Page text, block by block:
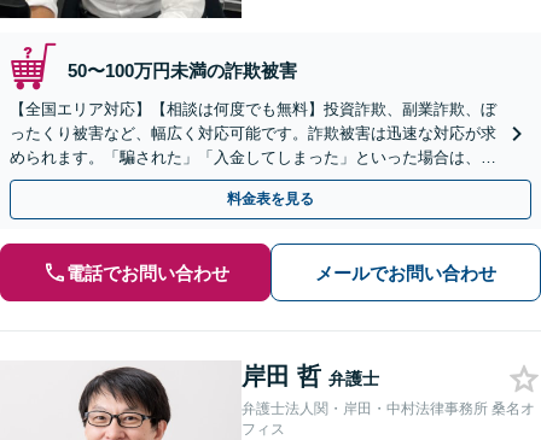
50〜100万円未満の詐欺被害
【全国エリア対応】【相談は何度でも無料】投資詐欺、副業詐欺、ぼ
ったくり被害など、幅広く対応可能です。詐欺被害は迅速な対応が求
められます。「騙された」「入金してしまった」といった場合は、お
早めにご相談ください。【電話・メール・WEB相談可】
料金表を見る
電話でお問い合わせ メールでお問い合わせ
岸田 哲 弁護士
弁護士法人関・岸田・中村法律事務所 桑名オ
フィス